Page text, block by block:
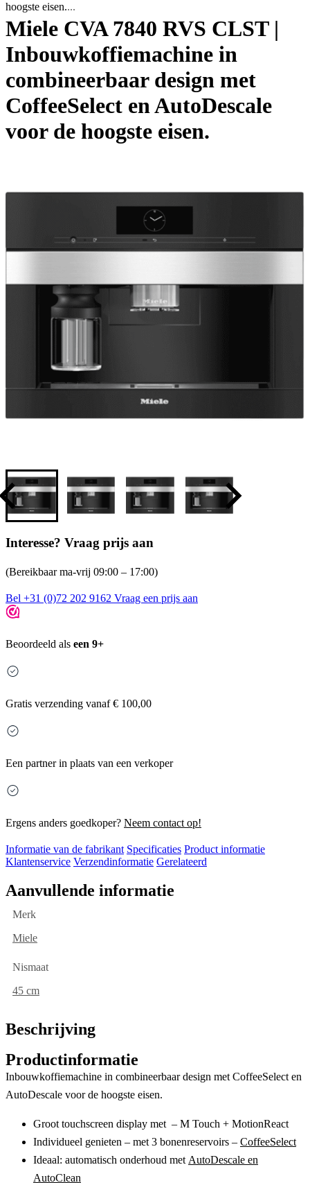
hoogste eisen.
Miele CVA 7840 RVS CLST |
Inbouwkoffiemachine in
combineerbaar design met
CoffeeSelect en AutoDescale
voor de hoogste eisen.
Interesse? Vraag prijs aan
(Bereikbaar ma-vrij 09:00 – 17:00)
Bel +31 (0)72 202 9162 Vraag een prijs aan
Beoordeeld als een 9+
Gratis verzending vanaf € 100,00
Een partner in plaats van een verkoper
Ergens anders goedkoper? Neem contact op!
Informatie van de fabrikant Specificaties Product informatie
Klantenservice Verzendinformatie Gerelateerd
Aanvullende informatie
Merk
Miele
Nismaat
45 cm
Beschrijving
Productinformatie
Inbouwkoffiemachine in combineerbaar design met CoffeeSelect en
AutoDescale voor de hoogste eisen.
Groot touchscreen display met – M Touch + MotionReact
Individueel genieten – met 3 bonenreservoirs – CoffeeSelect
Ideaal: automatisch onderhoud met AutoDescale en
AutoClean